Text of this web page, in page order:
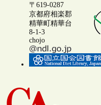
〒619-0287
京都府相楽郡
精華町精華台
8-1-3
chojo